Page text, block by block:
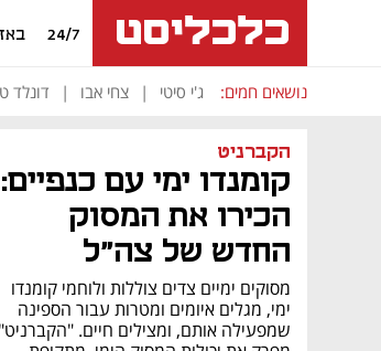
24/7
נושאים חמים: ג'י סיטי צחי אבו דונלד
הקברניט
קומנדו ימי עם כנפיים:
הכירו את המסוק
החדש של צה"ל
מסוקים ימיים צדים צוללות ולוחמי קומנדו
ימי, מגלים איומים ומטרות עבור הספינה
שמפעילה אותם, ומצילים חיים. "הקברניט"